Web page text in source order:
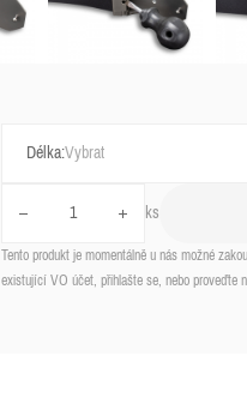
Délka:
ks
Tento produkt je momentálně u nás možné
existující VO účet, přihlašte se, nebo proveďte